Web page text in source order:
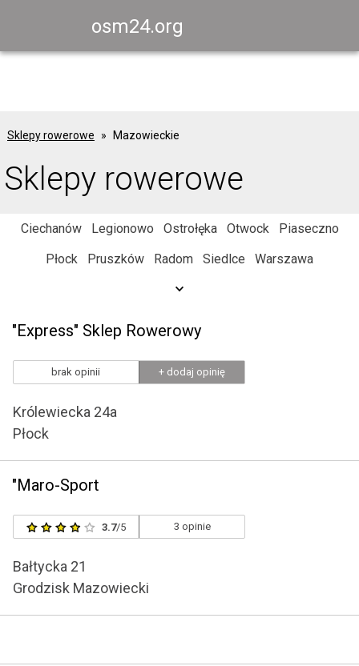
osm24.org
Sklepy rowerowe Mazowieckie
Sklepy rowerowe
Ciechanów Legionowo Ostrołęka Otwock
Piaseczno
Płock
Pruszków Radom Siedlce Warszawa
"Express" Sklep Rowerowy
brak opinii + dodaj opinię
Królewiecka 24a
Płock
"Maro-Sport
3.7/5 3 opinie
Bałtycka 21
Grodzisk Mazowiecki